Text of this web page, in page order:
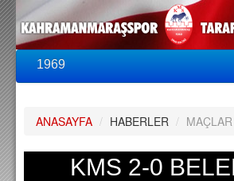
1969
PUAN DURUMU
FİKSTÜR
ANASAYFA / HABERLER / MAÇLAR
KMS 2-0